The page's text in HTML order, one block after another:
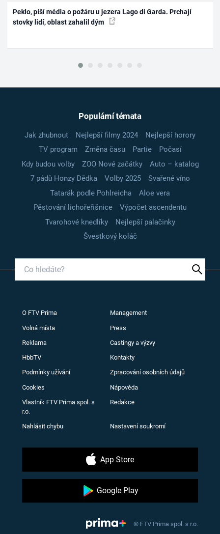
Peklo, píší média o požáru u jezera Lago di Garda. Prchají
stovky lidí, oblast zahalil dým
Populární témata
Jak zhubnout Nejlepší filmy 2024
Nejlepší horory
TV program
Změna času Partie
Počasí
Kdy budou volby
ZOO Nové začátky
Auto – katalog
7 pádů Honzy Dědka
Volby 2025
Svařené víno
Tatarák podle Pohlreicha
Aloe vera
Pěstování lichořeřišnice
Výpočet ascendentu
Tvarohové knedlíky
Nejlepší palačinky
Švestkový koláč
O FTV Prima Management
Volná místa Press
Reklama Castingy a výzvy
HbbTV Kontakty
Podmínky užívání Zpracování osobních údajů
Cookies Nápověda
Vlastník FTV Prima spol. s
r.o.
Redakce
Nahlásit chybu Nastavení soukromí
App Store
Google Play
© FTV Prima spol. s r.o.